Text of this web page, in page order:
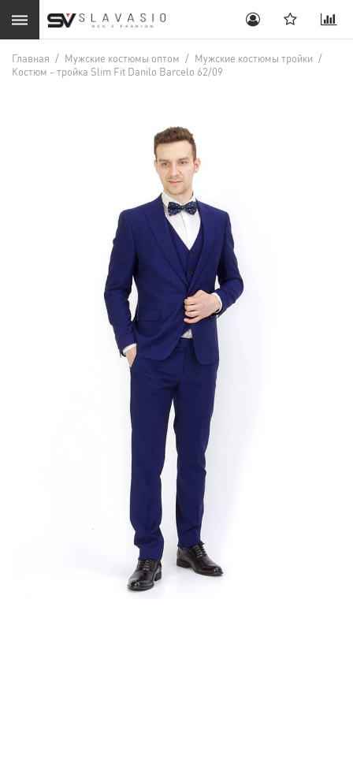
Главная / Мужские костюмы оптом / Мужские костюмы тройки /
Костюм - тройка Slim Fit Danilo Barcelo 62/09